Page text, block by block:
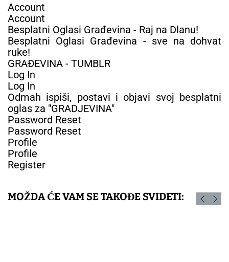
Account
Account
Besplatni Oglasi Građevina - Raj na Dlanu!
Besplatni Oglasi Građevina - sve na dohvat
ruke!
GRAĐEVINA - TUMBLR
Log In
Log In
Odmah ispiši, postavi i objavi svoj besplatni
oglas za "GRADJEVINA"
Password Reset
Password Reset
Profile
Profile
Register
MOŽDA ĆE VAM SE TAKOĐE SVIDETI: